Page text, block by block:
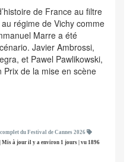
de France au filtre
régime de Vichy comme
Marre a été
Javier Ambrossi,
et Pawel Pawlikowski,
de la mise en scène
du Festival de Cannes 2026
Mis à jour il y a environ 1 jours | vu 1896